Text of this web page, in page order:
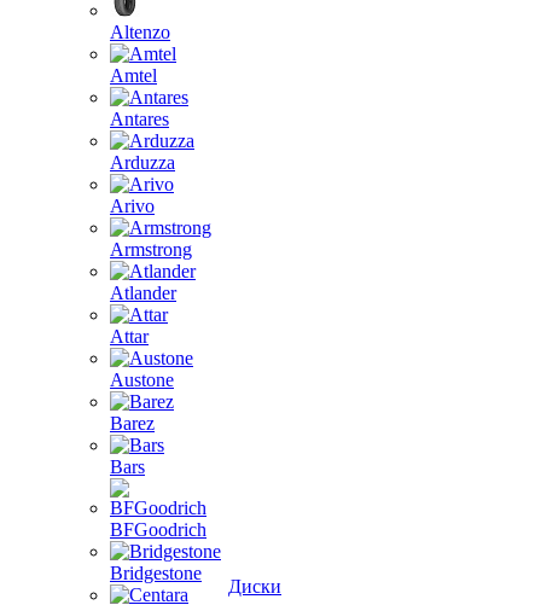
Altenzo
Amtel
Antares
Arduzza
Arivo
Armstrong
Atlander
Attar
Austone
Barez
Bars
BFGoodrich
Bridgestone
Диски